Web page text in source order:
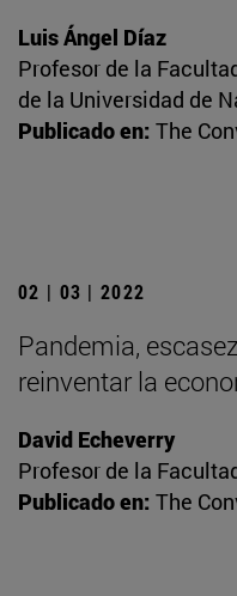
Luis Ángel Díaz
Profesor de la
de la Universidad de
Publicado en: The
02 | 03 | 2022
Pandemia,
reinventar la
David Echeverry
Profesor de la
Publicado en: The